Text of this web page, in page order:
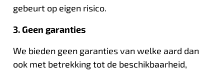
gebeurt op eigen risico.
3. Geen garanties
We bieden geen garanties van welke aard dan
ook met betrekking tot de beschikbaarheid,